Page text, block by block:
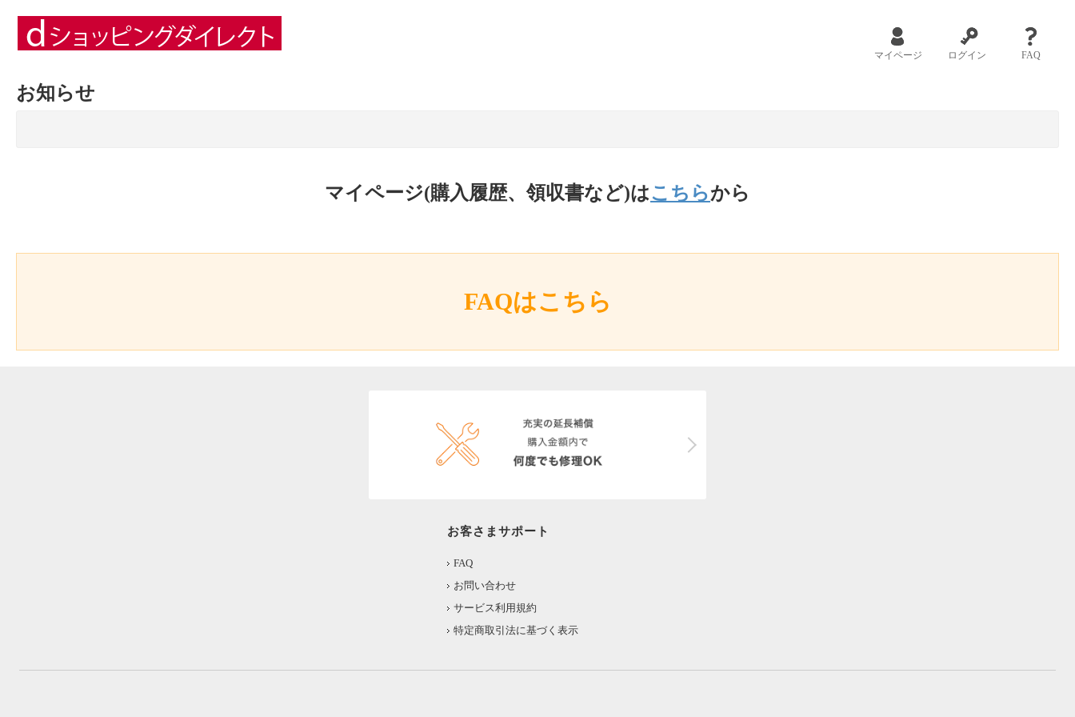
マイページ ログイン FAQ
お知らせ
マイページ(購入履歴、領収書など)はこちらから
FAQはこちら
お客さまサポート
FAQ
お問い合わせ
サービス利用規約
特定商取引法に基づく表示